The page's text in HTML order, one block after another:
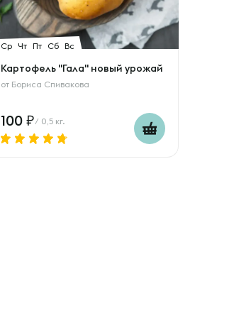
Ср Чт Пт Сб Вс
Картофель "Гала" новый урожай
от Бориса Спивакова
100 / 0,5 кг.